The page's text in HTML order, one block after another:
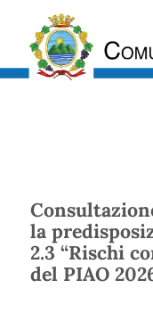
la
2.3 “Rischi
del PIAO